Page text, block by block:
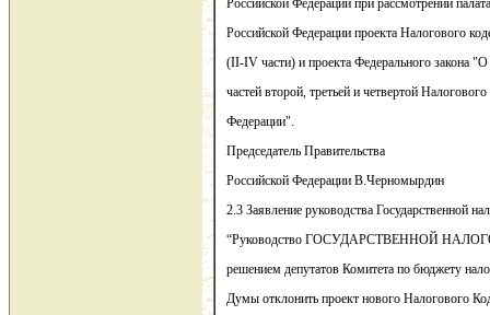
Российской Федерации при рассмотрении
Российской Федерации проекта Налогового
(II-IV части) и проекта Федерального закона "О
частей второй, третьей и четвертой
Федерации".
Председатель Правительства
Российской Федерации В.Черномырдин
2.3 Заявление руководства Государственной
“Руководство ГОСУДАРСТВЕННОЙ
решением депутатов Комитета по бюджету
Думы отклонить проект нового Налогового